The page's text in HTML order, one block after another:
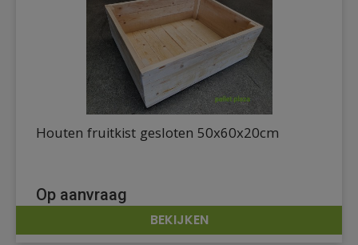
DETAILS
Houten fruitkist gesloten 50x60x20cm
Op aanvraag
BEKIJKEN